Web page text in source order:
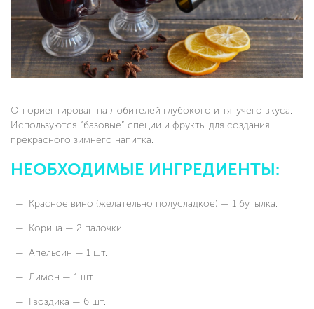
Он ориентирован на любителей глубокого и тягучего вкуса.
Используются “базовые” специи и фрукты для создания
прекрасного зимнего напитка.
НЕОБХОДИМЫЕ ИНГРЕДИЕНТЫ:
Красное вино (желательно полусладкое) — 1 бутылка.
Корица — 2 палочки.
Апельсин — 1 шт.
Лимон — 1 шт.
Гвоздика — 6 шт.